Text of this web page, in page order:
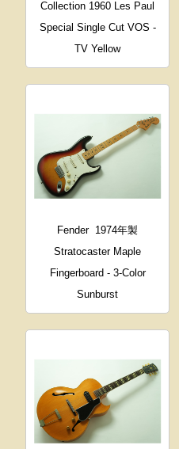
Collection 1960 Les Paul
Special Single Cut VOS -
TV Yellow
Fender 1974年製
Stratocaster Maple
Fingerboard - 3-Color
Sunburst